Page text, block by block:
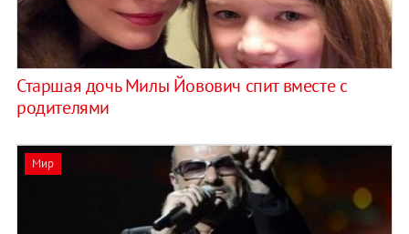
Старшая дочь Милы Йовович спит вместе с
родителями
Мир